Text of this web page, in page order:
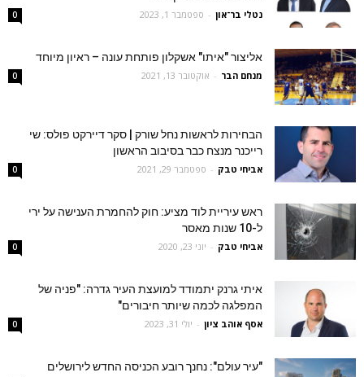
נטלי בר־און - ספטמבר 1, 2023 0
אליצור "איתו" אשקלון פותחת עונה – ראיון מיוחד
מנחם הבר - אוקטובר 13, 2021 0
הבחירות לראשות נחל שורק | סקר דיירקט פולס: שי
רייכנר מנצח כבר בסיבוב הראשון
אביחי טבק - ספטמבר 29, 2021 0
ראש עיריית לוד מציע: חוק להחמרת הענישה על ירי
ל-10 שנות מאסר
אביחי טבק - יוני 23, 2020 0
איתי גרנק יתמודד למועצת העיר גדרה: "פניה של
המפלגה לכמה שיותר חיבורים"
אסף אוהב ציון - יולי 31, 2023 0
"עיר עולם": נחנך רובע הכניסה החדש לירושלים